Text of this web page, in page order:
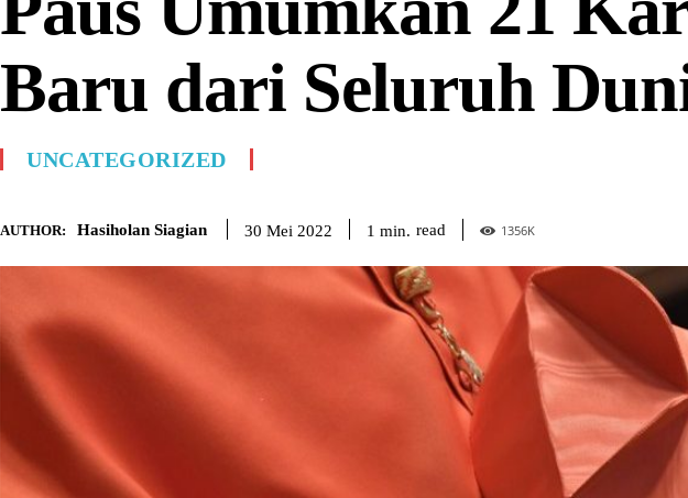
Baru dari Seluruh
UNCATEGORIZED
AUTHOR: Hasiholan Siagian 30 Mei 2022 1 min. read 1356K